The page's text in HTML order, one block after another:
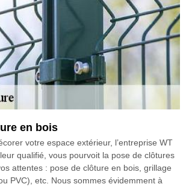
en bois
votre espace extérieur, l’entreprise WT
qualifié, vous pourvoit la pose de clôtures
attentes : pose de clôture en bois, grillage
PVC), etc. Nous sommes évidemment à